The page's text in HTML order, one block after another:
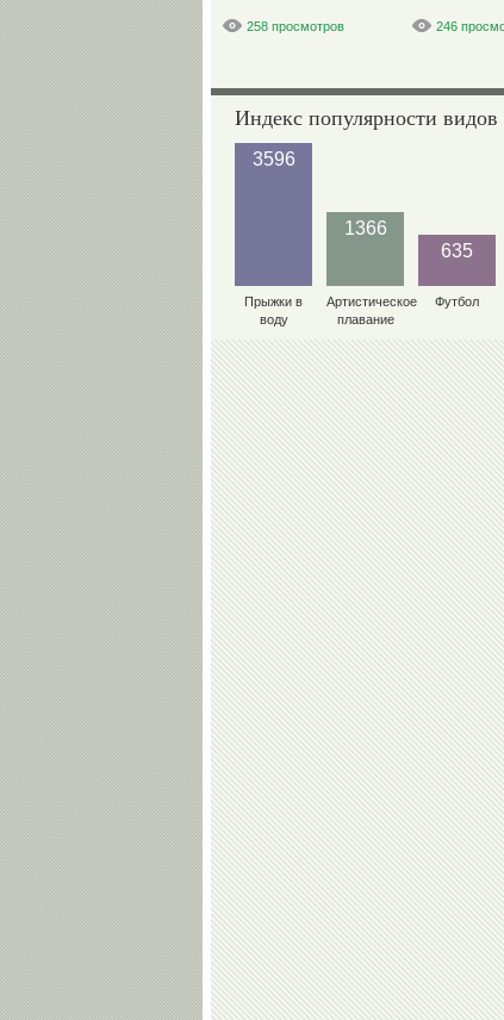
258 просмотров 246
Индекс популярности видов
3596
Прыжки в
воду
1366
Артистическое
плавание
635
Футбол